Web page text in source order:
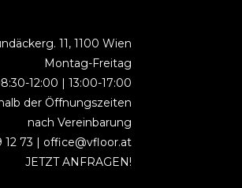
11, 1100 Wien
Montag-Freitag
12:00 | 13:00-17:00
der Öffnungszeiten
nach Vereinbarung
12 73 | office@vfloor.at
JETZT ANFRAGEN!